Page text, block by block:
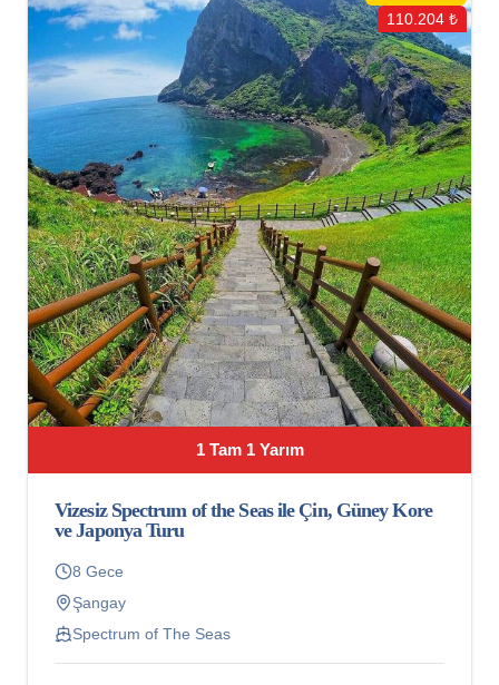
1 Tam 1 Yarım
110.204 ₺
Vizesiz Spectrum of the Seas ile Çin, Güney Kore
ve Japonya Turu
8 Gece
Şangay
Spectrum of The Seas